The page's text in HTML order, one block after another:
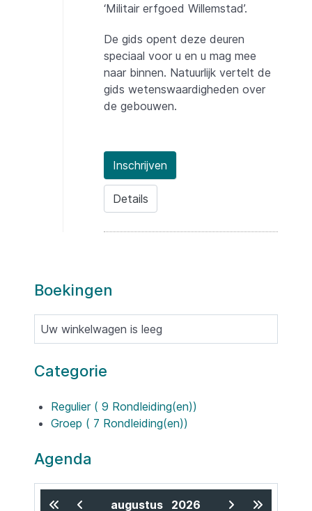
‘Militair erfgoed Willemstad’.
De gids opent deze deuren
speciaal voor u en u mag mee
naar binnen. Natuurlijk vertelt de
gids wetenswaardigheden over
de gebouwen.
Inschrijven
Details
Boekingen
Uw winkelwagen is leeg
Categorie
Regulier ( 9 Rondleiding(en))
Groep ( 7 Rondleiding(en))
Agenda
augustus 2026